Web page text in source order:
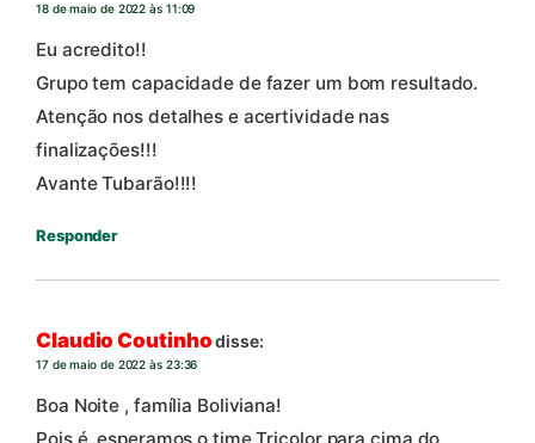
18 de maio de 2022 às 11:09
Eu acredito!!
Grupo tem capacidade de fazer um bom resultado.
Atenção nos detalhes e acertividade nas
finalizações!!!
Avante Tubarão!!!!
Responder
Claudio Coutinhodisse:
17 de maio de 2022 às 23:36
Boa Noite , família Boliviana!
Pois é, esperamos o time Tricolor para cima do